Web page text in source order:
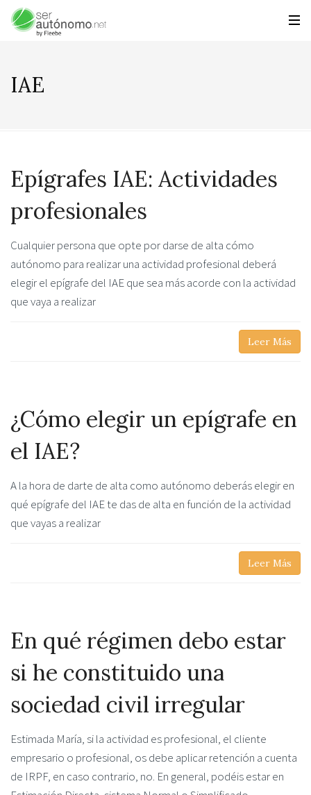
IAE
Epígrafes IAE: Actividades
profesionales
Cualquier persona que opte por darse de alta cómo
autónomo para realizar una actividad profesional deberá
elegir el epígrafe del IAE que sea más acorde con la actividad
que vaya a realizar
Leer Más
¿Cómo elegir un epígrafe en
el IAE?
A la hora de darte de alta como autónomo deberás elegir en
qué epígrafe del IAE te das de alta en función de la actividad
que vayas a realizar
Leer Más
En qué régimen debo estar
si he constituido una
sociedad civil irregular
Estimada María, si la actividad es profesional, el cliente
empresario o profesional, os debe aplicar retención a cuenta
de IRPF, en caso contrario, no. En general, podéis estar en